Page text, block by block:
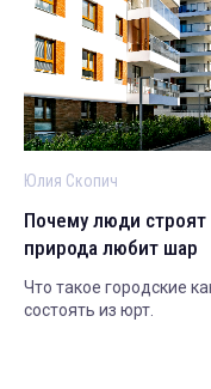
Юлия Скопич
Почему люди
природа любит шар
Что такое городские
состоять из юрт.